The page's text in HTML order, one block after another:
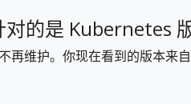
的是 Kubernetes
再维护。你现在看到的版本来